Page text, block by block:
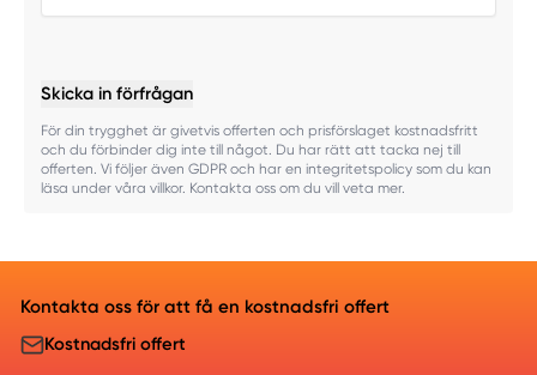
Skicka in förfrågan
För din trygghet är givetvis offerten och prisförslaget kostnadsfritt
och du förbinder dig inte till något. Du har rätt att tacka nej till
offerten. Vi följer även GDPR och har en integritetspolicy som du kan
läsa under våra villkor. Kontakta oss om du vill veta mer.
Kontakta oss för att få en kostnadsfri offert
Kostnadsfri offert